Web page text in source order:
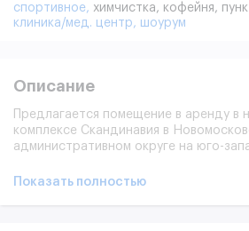
спортивное, химчистка, кофейня,
клиника/мед. центр, шоурум
Описание
Предлагается помещение в аренду в
комплексе Скандинавия в
административном округе на юго-
Более 60000 человек будут
Показать полностью